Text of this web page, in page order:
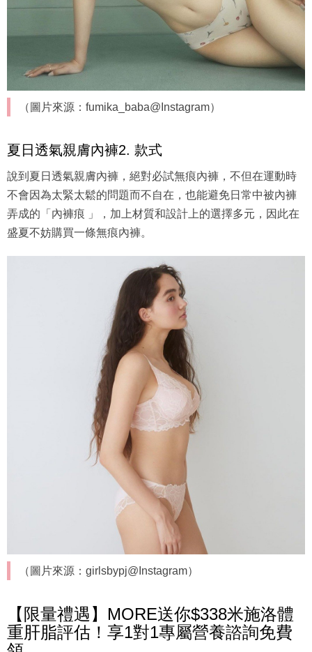
（圖片來源：fumika_baba@Instagram）
夏日透氣親膚內褲2. 款式
說到夏日透氣親膚內褲，絕對必試無痕內褲，不但在運動時
不會因為太緊太鬆的問題而不自在，也能避免日常中被內褲
弄成的「內褲痕 」，加上材質和設計上的選擇多元，因此在
盛夏不妨購買一條無痕內褲。
（圖片來源：girlsbypj@Instagram）
【限量禮遇】MORE送你$338米施洛體
重肝脂評估！享1對1專屬營養諮詢免費